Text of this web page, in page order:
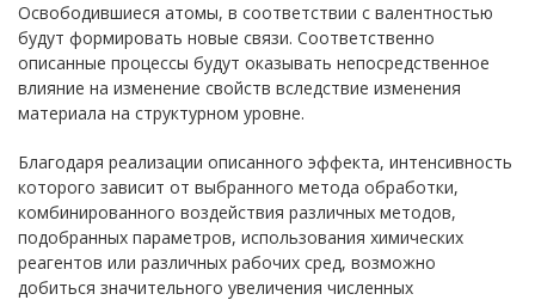
Освободившиеся атомы, в соответствии с валентностью
будут формировать новые связи. Соответственно
описанные процессы будут оказывать непосредственное
влияние на изменение свойств вследствие изменения
материала на структурном уровне.
Благодаря реализации описанного эффекта, интенсивность
которого зависит от выбранного метода обработки,
комбинированного воздействия различных методов,
подобранных параметров, использования химических
реагентов или различных рабочих сред, возможно
добиться значительного увеличения численных